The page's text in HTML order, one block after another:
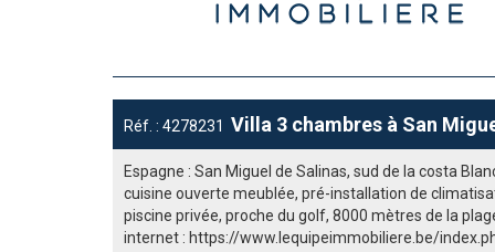
Réf. : 4278231 Villa 3 chambres à San
Espagne : San Miguel de Salinas, sud de la costa
cuisine ouverte meublée, pré-installation de
piscine privée, proche du golf, 8000 mètres de la
internet : https://www.lequipeimmobiliere.be/